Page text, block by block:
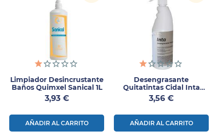
Limpiador Desincrustante
Baños Quimxel Sanical 1L
Precio
3,93 €
AÑADIR AL CARRITO
Desengrasante
Quitatintas Cidal Inta
750ml
Precio
3,56 €
AÑADIR AL CARRITO